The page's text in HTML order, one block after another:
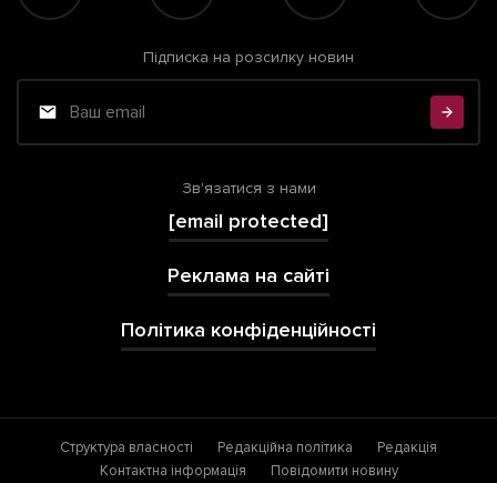
Підписка на розсилку новин
Зв'язатися з нами
[email protected]
Реклама на сайті
Політика конфіденційності
Структура власності Редакційна політика
Редакція
Контактна інформація
Повідомити новину